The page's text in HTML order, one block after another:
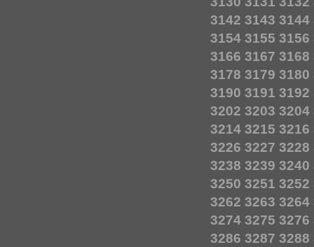
3142 3143 3144
3154 3155 3156
3166 3167 3168
3178 3179 3180
3190 3191 3192
3202 3203 3204
3214 3215 3216
3226 3227 3228
3238 3239 3240
3250 3251 3252
3262 3263 3264
3274 3275 3276
3286 3287 3288